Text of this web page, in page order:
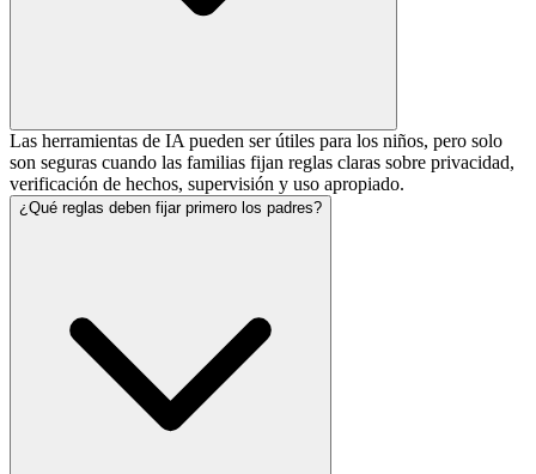
Las herramientas de IA pueden ser útiles para los niños, pero solo
son seguras cuando las familias fijan reglas claras sobre privacidad,
verificación de hechos, supervisión y uso apropiado.
¿Qué reglas deben fijar primero los padres?